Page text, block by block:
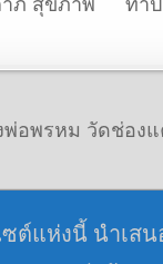
อพรหม วัดช่อง
ซต์แห่งนี้ นำเส